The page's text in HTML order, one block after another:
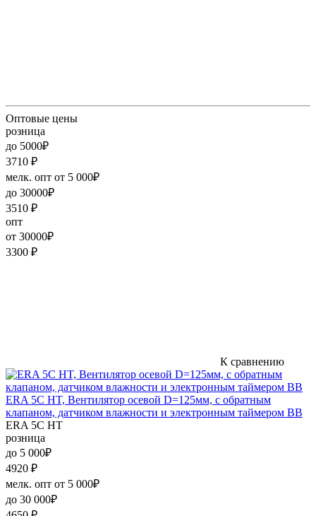
Оптовые цены
розница
до 5000₽
3710 ₽
мелк. опт от 5 000₽
до 30000₽
3510 ₽
опт
от 30000₽
3300 ₽
К сравнению
ERA 5C HT, Вентилятор осевой D=125мм, с обратным
клапаном, датчиком влажности и электронным таймером BB
ERA 5C HT
розница
до 5 000₽
4920 ₽
мелк. опт от 5 000₽
до 30 000₽